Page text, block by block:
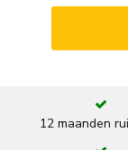
12 maanden